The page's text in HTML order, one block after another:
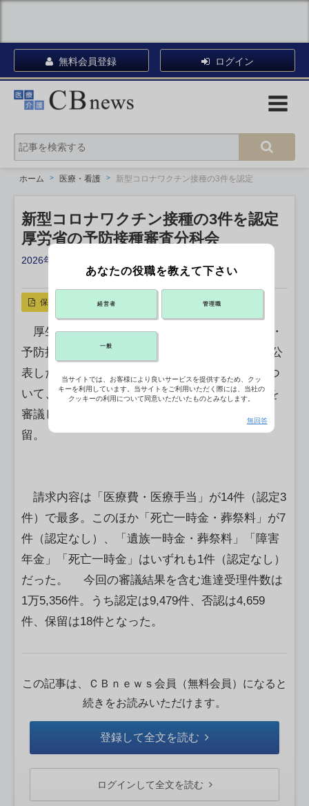
無料会員登録 ログイン
ホーム 医療・看護 新型コロナワクチン接種の3件を認定
新型コロナワクチン接種の3件を認定
厚労省の予防接種審査分科会
2026年06月03日 16:30
リンクをコピー X ポスト
保存
厚生労働省は、疾病・障害認定審査会 感染症・
予防接種審査分科会(5月25日開催)の審議結果を公
表した。新型コロナワクチンを接種した24件につ
いて、予防接種と疾病・障害などとの因果関係を
審議し、3件を認定、19件を否認した。2件は保
留。
請求内容は「医療費・医療手当」が14件（認定3
件）で最多。このほか「死亡一時金・葬祭料」が7
件（認定なし）、「遺族一時金・葬祭料」「障害
年金」「死亡一時金」はいずれも1件（認定なし）
だった。 今回の審議結果を含む進達受理件数は
1万5,356件。うち認定は9,479件、否認は4,659
件、保留は18件となった。
この記事は、ＣＢｎｅｗｓ会員（無料会員）になると
続きをお読みいただけます。
登録して全文を読む
ログインして全文を読む
あなたの役職を教えて下さい
経営者 管理職
一般
当サイトでは、お客様により良いサービスを提供するため、クッ
キーを利用しています。当サイトをご利用いただく際には、当社の
クッキーの利用について同意いただいたものとみなします。
無回答